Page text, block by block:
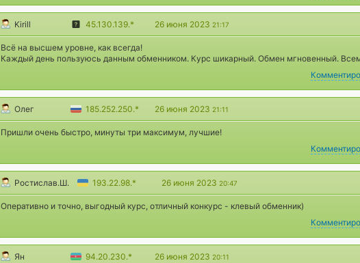
Kirill 45.130.139.* 26 июня 2023 21:17
Всё на высшем уровне, как всегда!
Каждый день пользуюсь данным обменником. Курс шикарный. Обмен мгновенный.
Олег 185.252.250.* 26 июня 2023 21:11
Пришли очень быстро, минуты три максимум, лучшие!
Ростислав.Ш. 193.22.98.* 26 июня 2023 20:47
Оперативно и точно, выгодный курс, отличный конкурс - клевый обменник)
Ян 94.20.230.* 26 июня 2023 20:11